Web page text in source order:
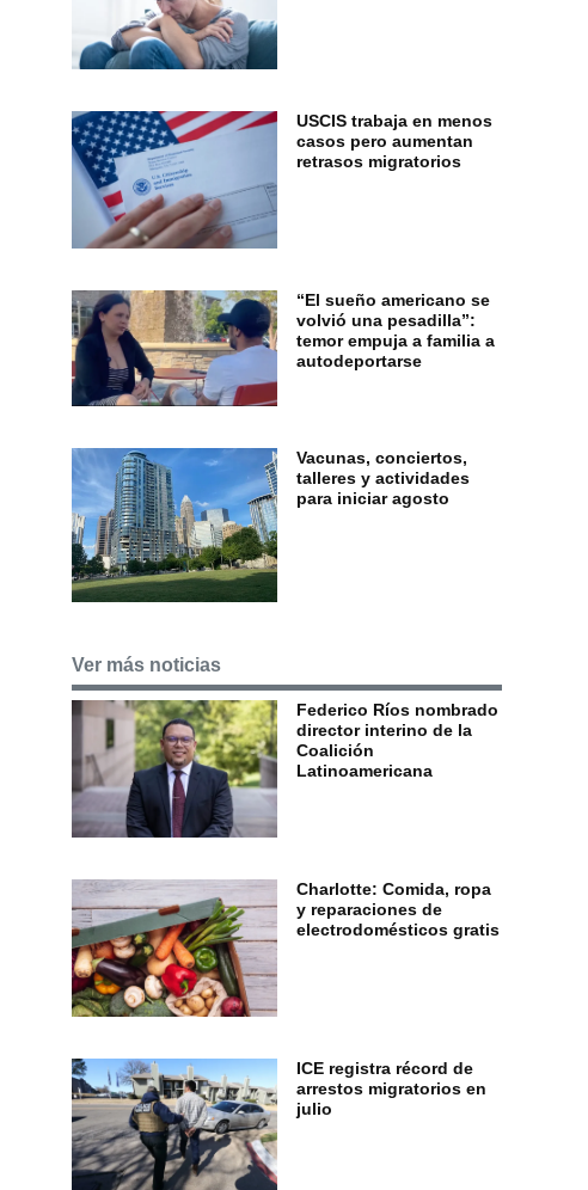
USCIS trabaja en menos
casos pero aumentan
retrasos migratorios
“El sueño americano se
volvió una pesadilla”:
temor empuja a familia a
autodeportarse
Vacunas, conciertos,
talleres y actividades
para iniciar agosto
Ver más noticias
Federico Ríos nombrado
director interino de la
Coalición
Latinoamericana
Charlotte: Comida, ropa
y reparaciones de
electrodomésticos gratis
ICE registra récord de
arrestos migratorios en
julio